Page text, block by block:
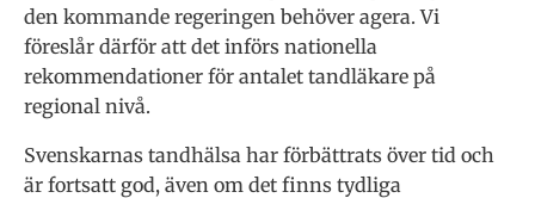
den kommande regeringen behöver agera. Vi
föreslår därför att det införs nationella
rekommendationer för antalet tandläkare på
regional nivå.
Svenskarnas tandhälsa har förbättrats över tid och
är fortsatt god, även om det finns tydliga